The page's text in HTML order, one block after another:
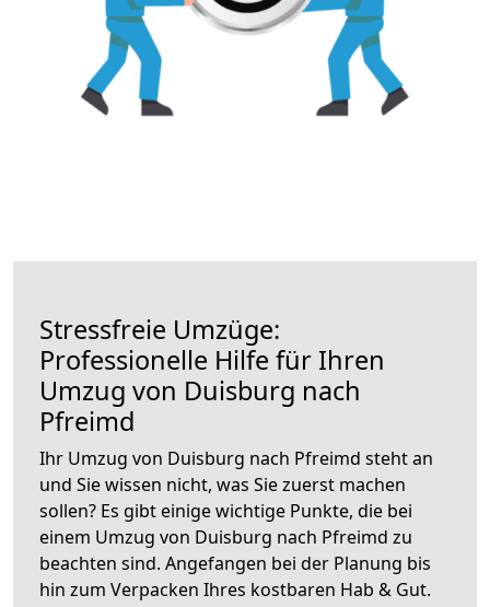
Stressfreie Umzüge:
Professionelle Hilfe für Ihren
Umzug von Duisburg nach
Pfreimd
Ihr Umzug von Duisburg nach Pfreimd steht an
und Sie wissen nicht, was Sie zuerst machen
sollen? Es gibt einige wichtige Punkte, die bei
einem Umzug von Duisburg nach Pfreimd zu
beachten sind. Angefangen bei der Planung bis
hin zum Verpacken Ihres kostbaren Hab & Gut.